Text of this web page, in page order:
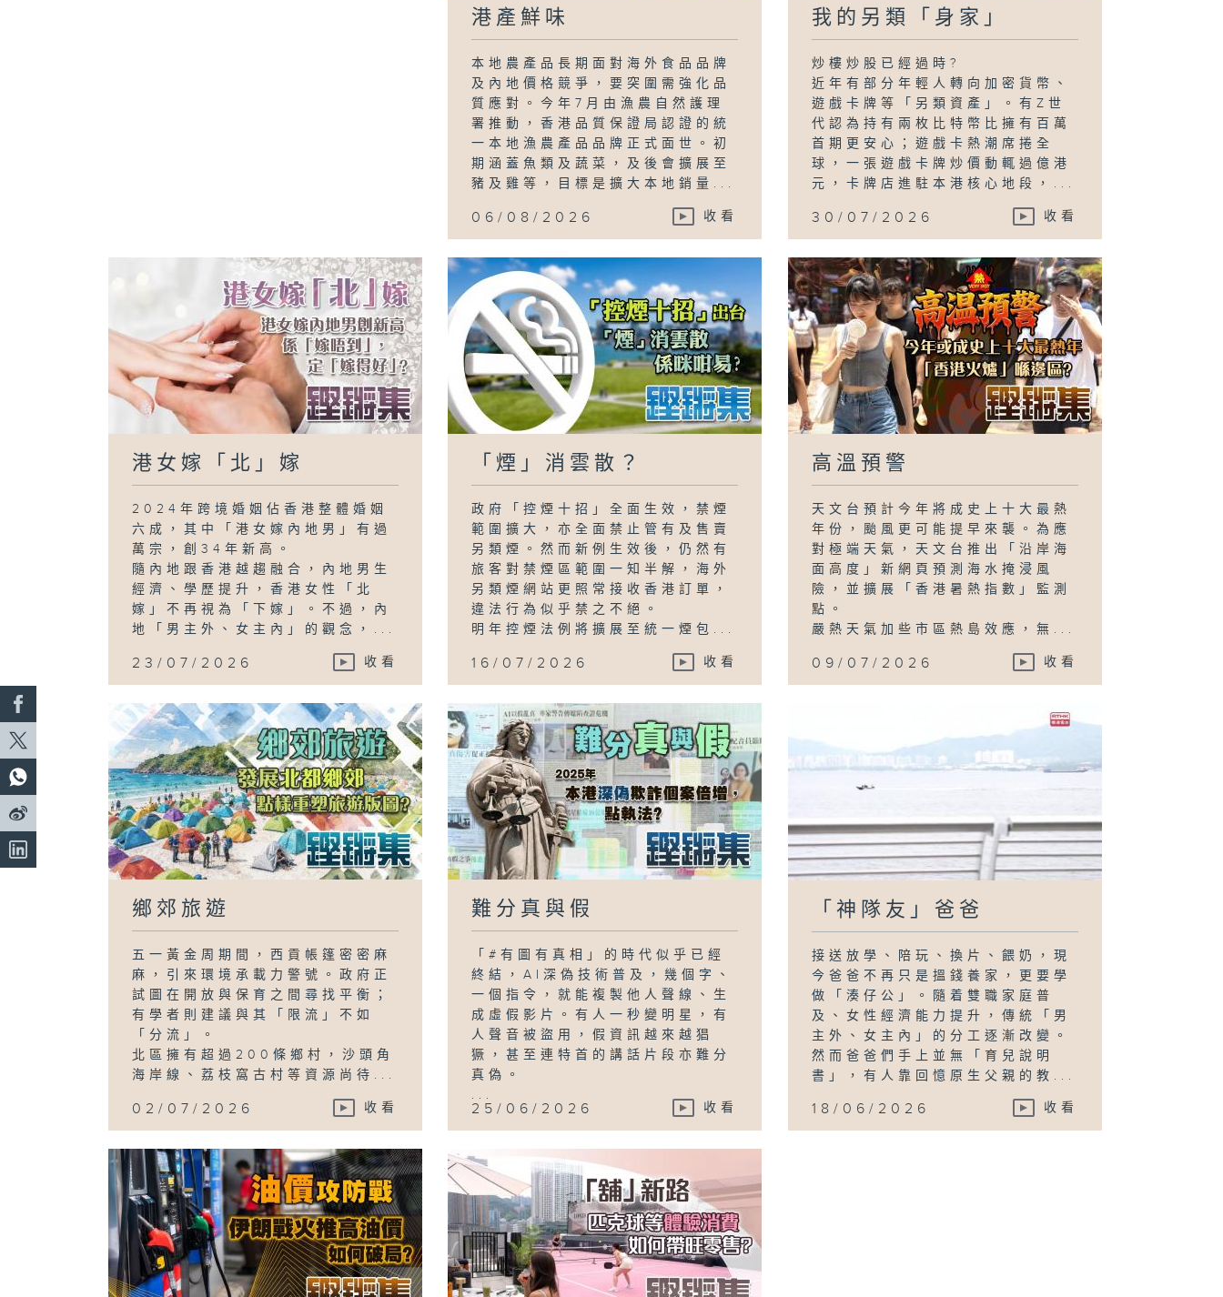
港產鮮味
本地農產品長期面對海外食品品牌
及內地價格競爭，要突圍需強化品
質應對。今年7月由漁農自然護理
署推動，香港品質保證局認證的統
一本地漁農產品品牌正式面世。初
期涵蓋魚類及蔬菜，及後會擴展至
豬及雞等，目標是擴大本地銷量...
06/08/2026 收看
我的另類「身家」
炒樓炒股已經過時?
近年有部分年輕人轉向加密貨幣、
遊戲卡牌等「另類資產」。有Z世
代認為持有兩枚比特幣比擁有百萬
首期更安心；遊戲卡熱潮席捲全
球，一張遊戲卡牌炒價動輒過億港
元，卡牌店進駐本港核心地段，...
30/07/2026 收看
港女嫁「北」嫁
2024年跨境婚姻佔香港整體婚姻
六成，其中「港女嫁內地男」有過
萬宗，創34年新高。
隨內地跟香港越趨融合，內地男生
經濟、學歷提升，香港女性「北
嫁」不再視為「下嫁」。不過，內
地「男主外、女主內」的觀念，...
23/07/2026 收看
「煙」消雲散？
政府「控煙十招」全面生效，禁煙
範圍擴大，亦全面禁止管有及售賣
另類煙。然而新例生效後，仍然有
旅客對禁煙區範圍一知半解，海外
另類煙網站更照常接收香港訂單，
違法行為似乎禁之不絕。
明年控煙法例將擴展至統一煙包...
16/07/2026 收看
高溫預警
天文台預計今年將成史上十大最熱
年份，颱風更可能提早來襲。為應
對極端天氣，天文台推出「沿岸海
面高度」新網頁預測海水掩浸風
險，並擴展「香港暑熱指數」監測
點。
嚴熱天氣加些市區熱島效應，無...
09/07/2026 收看
鄉郊旅遊
五一黃金周期間，西貢帳篷密密麻
麻，引來環境承載力警號。政府正
試圖在開放與保育之間尋找平衡；
有學者則建議與其「限流」不如
「分流」。
北區擁有超過200條鄉村，沙頭角
海岸線、荔枝窩古村等資源尚待...
02/07/2026 收看
難分真與假
「#有圖有真相」的時代似乎已經
終結，AI深偽技術普及，幾個字、
一個指令，就能複製他人聲線、生
成虛假影片。有人一秒變明星，有
人聲音被盜用，假資訊越來越猖
獗，甚至連特首的講話片段亦難分
真偽。
...
25/06/2026 收看
「神隊友」爸爸
接送放學、陪玩、換片、餵奶，現
今爸爸不再只是搵錢養家，更要學
做「湊仔公」。隨着雙職家庭普
及、女性經濟能力提升，傳統「男
主外、女主內」的分工逐漸改變。
然而爸爸們手上並無「育兒說明
書」，有人靠回憶原生父親的教...
18/06/2026 收看